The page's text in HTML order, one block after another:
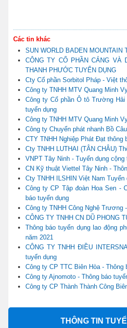
Các tin khác
SUN WORLD BADEN MOUNTAIN
CÔNG TY CỔ PHẦN CẢNG VÀ
THANH PHƯỚC TUYỂN DỤNG
Cty Cổ phần Sorbitol Pháp - Việt
Công ty TNHH MTV Quang Minh
Công ty Cổ phần Ô tô Trường Hải
tuyển dụng
Công ty TNHH MTV Quang Minh
Công ty Chuyển phát nhanh Bồ
CTY TNHH Nghiệp Phát Đạt thông
Cty TNHH LUTHAI (TÂN CHÂU)
VNPT Tây Ninh - Tuyển dụng cộng
CN Kỹ thuật Viettel Tây Ninh -
Cty TNHH ILSHIN Việt Nam Tuyển
Công ty CP Tập đoàn Hoa Sen -
báo tuyển dụng
Công ty TNHH Công Nghệ Trương
CÔNG TY TNHH CN DŨ PHONG
Thông báo tuyển dụng lao động
năm 2021
CÔNG TY TNHH ĐIỀU
tuyển dụng
Công ty CP TTC Biên Hòa - Thông
Công ty Ajnomoto - Thông báo
Công ty CP Thành Thành Công
THÔNG TIN